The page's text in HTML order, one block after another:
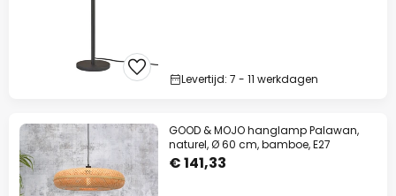
Levertijd: 7 - 11 werkdagen
GOOD & MOJO hanglamp Palawan,
naturel, Ø 60 cm, bamboe, E27
€ 141,33